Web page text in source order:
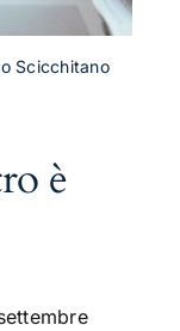
Scicchitano
è